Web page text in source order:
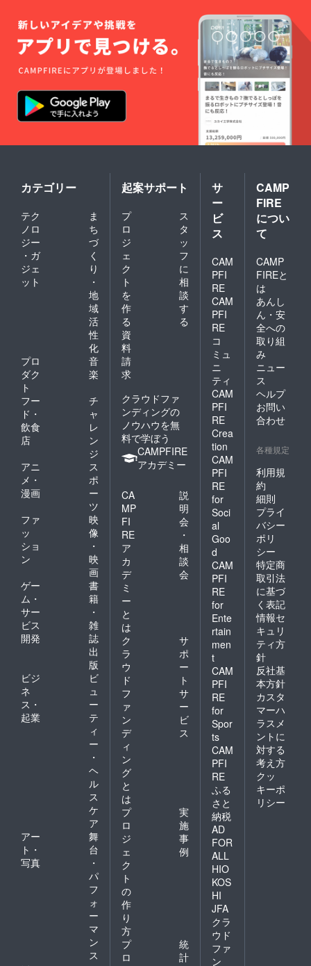
リシー
は以下
の通り
になり
ます。
〜1ヶ月
より
前 ：
変更可
1ヶ月〜
：予約
用者へ
の譲渡
の場
合、次
月の利
用時間
に繰越
す） な
お、⼤
規模地
震など
の天災
や疫病
の感染
拡⼤で
の緊急
事態宣
⾔の発
令など
やむを
得ない
状況で
につい
ては、
キャン
セル料
はかか
らない
ものと
しま
す。
ができ
ます。
（例：4
⽉ 1 ⽇
に予約
末まで
予約可
能） ＊
キャン
リシー
になり
ます。
〜1ヶ月
より
前 ：
変更可
1ヶ月〜
：予約
失効
（他利
用者へ
の譲渡
の場
合、次
月の利
用時間
に繰越
されま
す）
プラン
に応じ
た時間
の範囲
内で、
予約カ
レン
ダーア
プリに
希望の
をご入
・3 ヶ
⽉後の
⽉末ま
で予約
を⼊れ
ること
ができ
（例：4
⽉ 1 ⽇
に予約
→7 ⽉
末まで
予約可
能） ＊
キャン
セルポ
リシー
は以下
の通り
になり
ます。
〜1ヶ月
変更可
当日
：予約
失効
（他利
用者へ
の譲渡
の場
合、次
月の利
用時間
に繰越
されま
HACCP
の考え
方を取
り入れ
た衛生
管理
ファイ
ル（衛
生管理
してい
◎予約
方法 利
用時間
はご加
入いた
だいた
プラン
た時間
の範囲
内で、
予約カ
レン
ダーア
プリに
希望の
時間数
をご入
力くだ
さい。
・3 ヶ
⽉後の
⽉末ま
で予約
ること
ます。
（例：4
⽉ 1 ⽇
に予約
→7 ⽉
末まで
予約可
能） ＊
キャン
セルポ
リシー
は以下
の通り
になり
ます。
〜1ヶ月
前 ：
変更可
1ヶ月〜
当日
：予約
（他利
用者へ
の譲渡
の場
合、次
月の利
用時間
に繰越
了され
ている
ことの
証明
（コ
ピー）
をご提
出いた
だきま
理師免
許など
でも可
が、同
じく確
認する
ための
コピー
は提出
が必要
HACCP
の考え
方を取
り入れ
た衛生
管理
ファイ
ル（衛
生管理
計画）
を作成
してい
ただき
ます。
◎予約
用時間
入いた
だいた
プラン
に応じ
た時間
の範囲
内で、
予約カ
レン
ダーア
プリに
希望の
時間数
をご入
力くだ
さい。
・3 ヶ
⽉後の
⽉末ま
で予約
を⼊れ
ること
ができ
ます。
（例：4
⽉ 1 ⽇
に予約
→7 ⽉
末まで
予約可
能） ＊
カテゴリー
テク
ノロ
ジー
・ガ
ジェ
ット
ま
ち
づ
く
り
・
地
域
活
性
化
プロ
ダク
ト
音
楽
フー
ド・
飲食
店
チ
ャ
レ
ン
ジ
アニ
メ・
漫画
ス
ポ
ー
ツ
ファ
ッ
ショ
ン
映
像
・
映
画
ゲー
ム・
サー
ビス
開発
書
籍
・
雑
誌
出
版
ビジ
ネ
ス・
起業
ビ
ュ
ー
テ
ィ
ー
・
ヘ
ル
ス
ケ
ア
アー
ト・
写真
舞
台
・
パ
フ
ォ
ー
マ
ン
ス
起案サポート
プ
ロ
ジ
ェ
ク
ト
を
作
る
ス
タ
ッ
フ
に
相
談
す
る
資
料
請
求
クラウドファ
ンディングの
ノウハウを無
料で学ぼう
CAMPFIRE
アカデミー
CA
MP
FI
RE
ア
カ
デ
ミ
ー
と
は
説
明
会
・
相
談
会
ク
ラ
ウ
ド
フ
ァ
ン
デ
ィ
ン
グ
と
は
サ
ポ
ー
ト
サ
ー
ビ
ス
プ
ロ
ジ
ェ
ク
ト
の
作
り
方
実
施
事
例
プ
ロ
統
計
サ
ー
ビ
ス
CAM
PFI
RE
CAM
PFI
RE
コ
ミュ
ニ
ティ
CAM
PFI
RE
Crea
tion
CAM
PFI
RE
for
Soci
al
Goo
d
CAM
PFI
RE
for
Ente
rtain
men
t
CAM
PFI
RE
for
Spor
ts
CAM
PFI
RE
ふる
さと
納税
AD
FOR
ALL
HIO
KOS
HI
JFA
クラ
ウド
ファ
ン
CAMP
FIRE
につい
て
CAMP
FIREと
は
あんし
ん・安
全への
取り組
み
ニュー
ス
ヘルプ
お問い
合わせ
各種規定
利用規
約
細則
プライ
バシー
ポリ
シー
特定商
取引法
に基づ
く表記
情報セ
キュリ
ティ方
針
反社基
本方針
カスタ
マーハ
ラスメ
ントに
対する
考え方
クッ
キーポ
リシー